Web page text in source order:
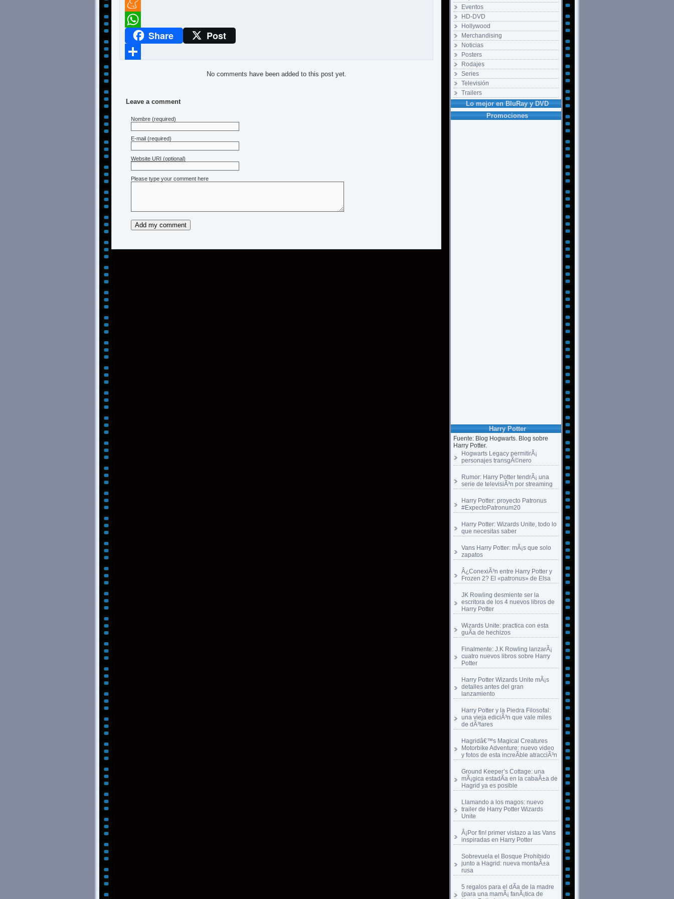
Eventos
HD-DVD
Hollywood
Merchandising
Noticias
Posters
Rodajes
Series
Televisión
Trailers
Lo mejor en BluRay y DVD
Promociones
Harry Potter
Fuente: Blog Hogwarts. Blog sobre
Harry Potter.
Hogwarts Legacy permitirÃ¡
personajes transgÃ©nero
Rumor: Harry Potter tendrÃ¡ una
serie de televisiÃ³n por streaming
Harry Potter: proyecto Patronus
#ExpectoPatronum20
Harry Potter: Wizards Unite, todo lo
que necesitas saber
Vans Harry Potter: mÃ¡s que solo
zapatos
Â¿ConexiÃ³n entre Harry Potter y
Frozen 2? El «patronus» de Elsa
JK Rowling desmiente ser la
escritora de los 4 nuevos libros de
Harry Potter
Wizards Unite: practica con esta
guÃ­a de hechizos
Finalmente: J.K Rowling lanzarÃ¡
cuatro nuevos libros sobre Harry
Potter
Harry Potter Wizards Unite mÃ¡s
detalles antes del gran
lanzamiento
Harry Potter y la Piedra Filosofal:
una vieja ediciÃ³n que vale miles
de dÃ³lares
Hagridâ€™s Magical Creatures
Motorbike Adventure: nuevo video
y fotos de esta increÃ­ble atracciÃ³n
Ground Keeper’s Cottage: una
mÃ¡gica estadÃ­a en la cabaÃ±a de
Hagrid ya es posible
Llamando a los magos: nuevo
trailer de Harry Potter Wizards
Unite
Â¡Por fin! primer vistazo a las Vans
inspiradas en Harry Potter
Sobrevuela el Bosque Prohibido
junto a Hagrid: nueva montaÃ±a
rusa
5 regalos para el dÃ­a de la madre
(para una mamÃ¡ fanÃ¡tica de
Twitter
Meneame
WhatsAppShare Post
No comments have been added to this post yet.
Leave a comment
Nombre (required)
E-mail (required)
Website URI (optional)
Please type your comment here